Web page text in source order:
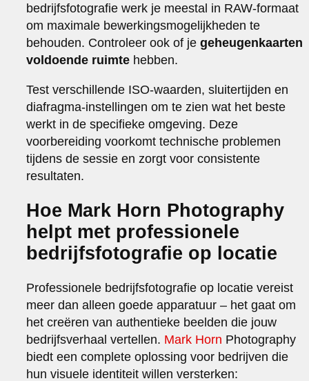
bedrijfsfotografie werk je meestal in RAW-formaat
om maximale bewerkingsmogelijkheden te
behouden. Controleer ook of jegeheugenkaarten
voldoende ruimte hebben.
Test verschillende ISO-waarden, sluitertijden en
diafragma-instellingen om te zien wat het beste
werkt in de specifieke omgeving. Deze
voorbereiding voorkomt technische problemen
tijdens de sessie en zorgt voor consistente
resultaten.
Hoe Mark Horn Photography
helpt met professionele
bedrijfsfotografie op locatie
Professionele bedrijfsfotografie op locatie vereist
meer dan alleen goede apparatuur – het gaat om
het creëren van authentieke beelden die jouw
bedrijfsverhaal vertellen. Mark Horn Photography
biedt een complete oplossing voor bedrijven die
hun visuele identiteit willen versterken: